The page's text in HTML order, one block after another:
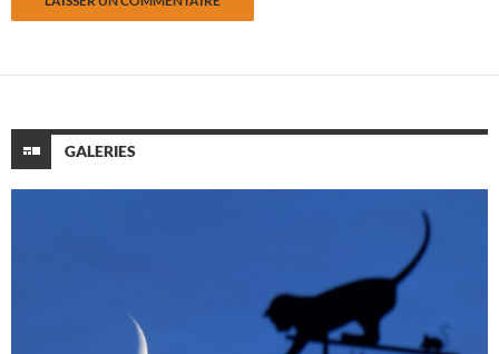
GALERIES